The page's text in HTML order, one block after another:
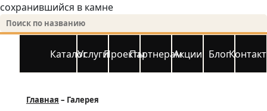
сохранившийся в камне
КаталогУслугиПроектыПартнерамАкции Блог
Главная Галерея